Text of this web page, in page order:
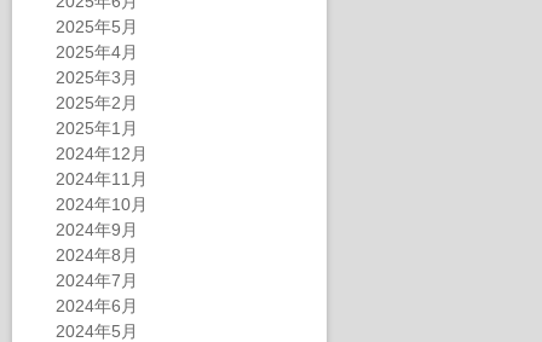
2025年5月
2025年4月
2025年3月
2025年2月
2025年1月
2024年12月
2024年11月
2024年10月
2024年9月
2024年8月
2024年7月
2024年6月
2024年5月